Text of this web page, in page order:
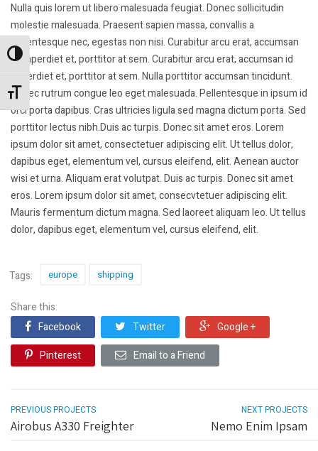
Alternar alto contraste
Alternar tamaño de letra
Nulla quis lorem ut libero malesuada feugiat. Donec sollicitudin
molestie malesuada. Praesent sapien massa, convallis a
pellentesque nec, egestas non nisi. Curabitur arcu erat, accumsan
id imperdiet et, porttitor at sem. Curabitur arcu erat, accumsan id
imperdiet et, porttitor at sem. Nulla porttitor accumsan tincidunt.
Donec rutrum congue leo eget malesuada. Pellentesque in ipsum id
orci porta dapibus. Cras ultricies ligula sed magna dictum porta. Sed
porttitor lectus nibh.Duis ac turpis. Donec sit amet eros. Lorem
ipsum dolor sit amet, consectetuer adipiscing elit. Ut tellus dolor,
dapibus eget, elementum vel, cursus eleifend, elit. Aenean auctor
wisi et urna. Aliquam erat volutpat. Duis ac turpis. Donec sit amet
eros. Lorem ipsum dolor sit amet, consecvtetuer adipiscing elit.
Mauris fermentum dictum magna. Sed laoreet aliquam leo. Ut tellus
dolor, dapibus eget, elementum vel, cursus eleifend, elit.
Tags: europe shipping
Share this:
Facebook
Twitter
Google +
Pinterest
Email to a Friend
PREVIOUS PROJECTS
Airobus A330 Freighter
NEXT PROJECTS
Nemo Enim Ipsam